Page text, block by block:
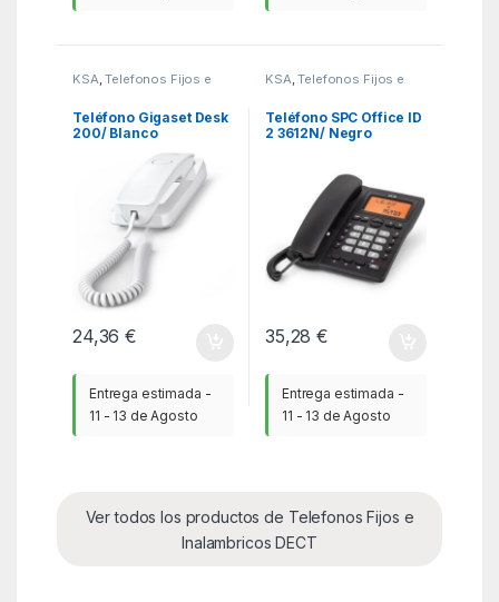
KSA ,Telefonos Fijos e
Inalambricos DECT
Inalámbricos
Teléfono Gigaset Desk
200/ Blanco
24,36€
Entrega estimada -
11 - 13 de Agosto
KSA ,Telefonos Fijos e
Inalambricos DECT
Inalámbricos
Teléfono SPC Office ID
2 3612N/ Negro
35,28€
Entrega estimada -
11 - 13 de Agosto
Ver todos los productos de Telefonos Fijos e
Inalambricos DECT